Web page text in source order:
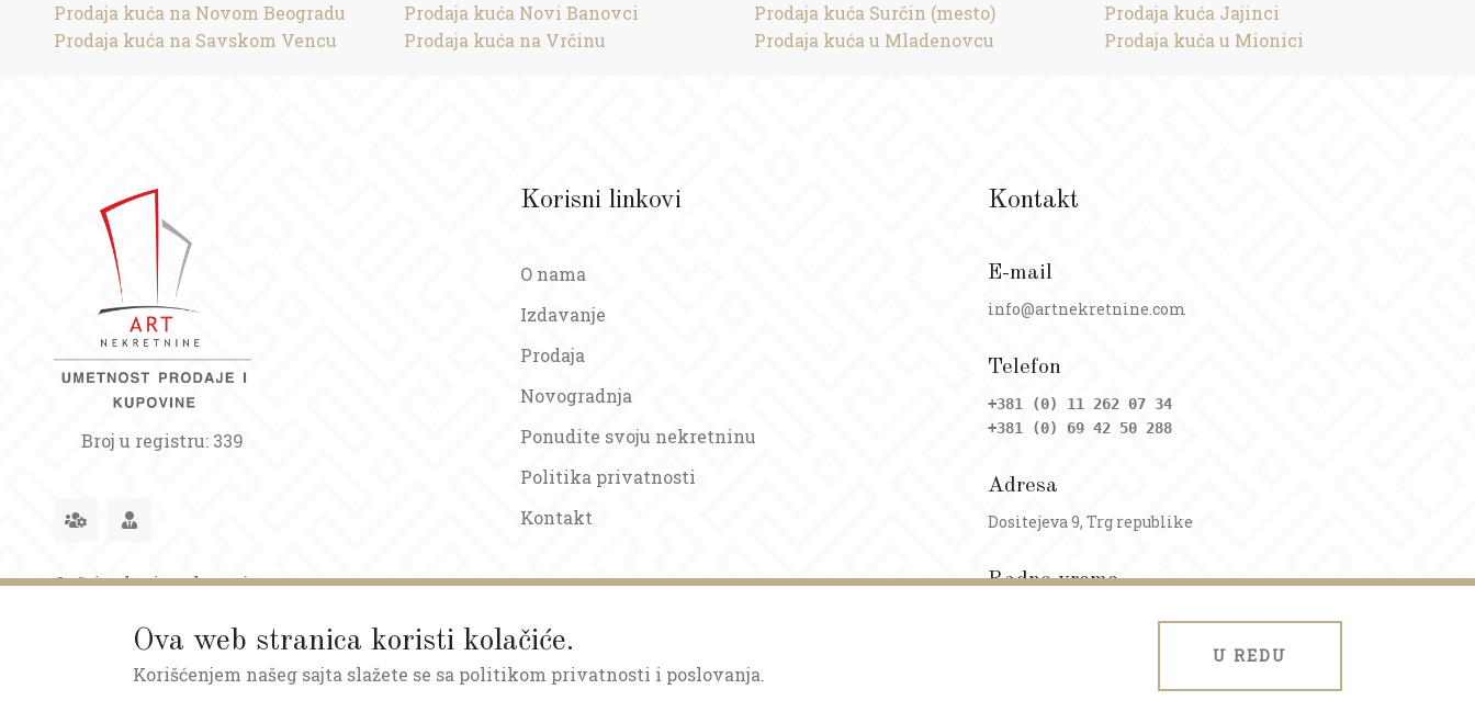
Ova web stranica koristi kolačiće.
Korišćenjem našeg sajta slažete se sa politikom privatnosti i poslovanja.
U REDU
Prodaja kuća na Novom Beogradu
Prodaja kuća na Savskom Vencu
Prodaja kuća Novi Banovci
Prodaja kuća na Vrčinu
Prodaja kuća Surčin (mesto)
Prodaja kuća u Mladenovcu
Prodaja kuća Jajinci
Prodaja kuća u Mionici
Broj u registru: 339
Opšti uslovi poslovanja
Korisni linkovi
O nama
Izdavanje
Prodaja
Novogradnja
Ponudite svoju nekretninu
Politika privatnosti
Kontakt
Kontakt
E-mail
info@artnekretnine.com
Telefon
+381 (0) 11 262 07 34
+381 (0) 69 42 50 288
Adresa
Dositejeva 9, Trg republike
Radno vreme
Ponedeljak - petak: 09 - 20h